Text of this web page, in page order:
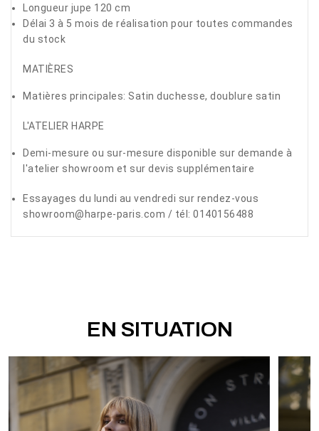
Longueur jupe 120 cm
Délai 3 à 5 mois de réalisation pour toutes commandes
du stock
MATIÈRES
Matières principales: Satin duchesse, doublure satin
L'ATELIER HARPE
Demi-mesure ou sur-mesure disponible sur demande à
l'atelier showroom et sur devis supplémentaire
Essayages du lundi au vendredi sur rendez-vous
showroom@harpe-paris.com / tél: 0140156488
EN SITUATION